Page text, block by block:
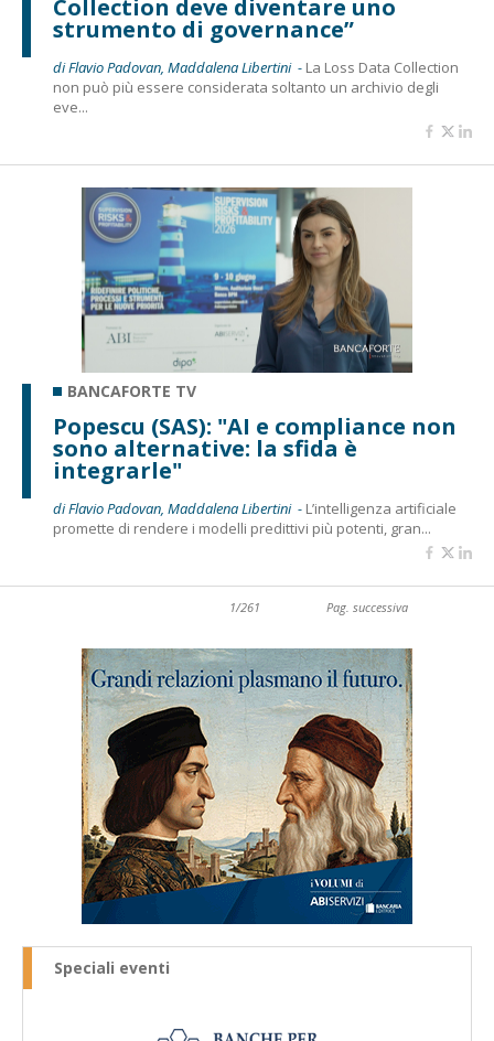
Collection deve diventare uno
strumento di governance”
di Flavio Padovan, Maddalena Libertini - La Loss Data Collection
non può più essere considerata soltanto un archivio degli
eve...
BANCAFORTE TV
Popescu (SAS): "AI e compliance non
sono alternative: la sfida è
integrarle"
di Flavio Padovan, Maddalena Libertini - L’intelligenza artificiale
promette di rendere i modelli predittivi più potenti, gran...
1/261 Pag. successiva
Speciali eventi